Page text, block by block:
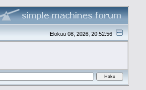
Elokuu 08, 2026, 20:52:56